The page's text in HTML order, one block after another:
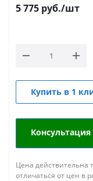
5 775 руб./шт
Купить в 1
Цена действительна
отличаться от цен в